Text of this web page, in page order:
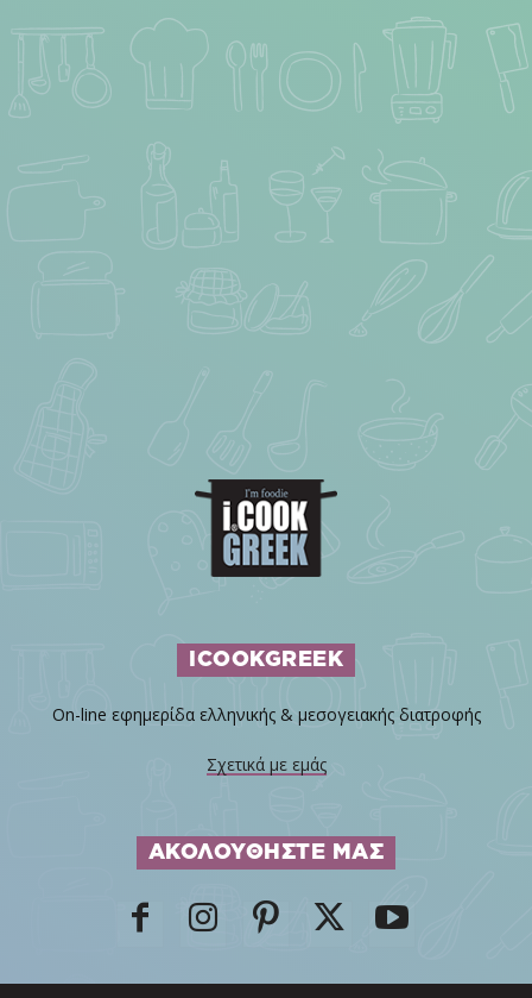
ICOOKGREEK
On-line εφημερίδα ελληνικής & μεσογειακής διατροφής
Σχετικά με εμάς
ΑΚΟΛΟΥΘΗΣΤΕ ΜΑΣ